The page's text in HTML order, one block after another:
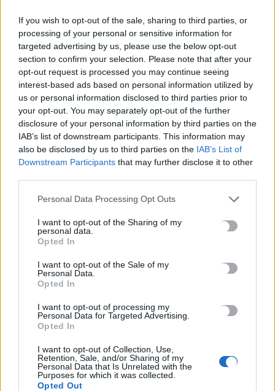
If you wish to opt-out of the sale, sharing to third parties, or
processing of your personal or sensitive information for
targeted advertising by us, please use the below opt-out
section to confirm your selection. Please note that after your
opt-out request is processed you may continue seeing
interest-based ads based on personal information utilized by
us or personal information disclosed to third parties prior to
your opt-out. You may separately opt-out of the further
disclosure of your personal information by third parties on the
IAB’s list of downstream participants. This information may
also be disclosed by us to third parties on the IAB’s List of
Downstream Participants that may further disclose it to other
Personal Data Processing Opt Outs
I want to opt-out of the Sharing of my
personal data.
Opted In
I want to opt-out of the Sale of my
Personal Data.
Opted In
I want to opt-out of processing my
Personal Data for Targeted Advertising.
Opted In
I want to opt-out of Collection, Use,
Retention, Sale, and/or Sharing of my
Personal Data that Is Unrelated with the
Purposes for which it was collected.
Opted Out
Newsroom 8 Ιουνίου, 2026
ΠΟΛΙΤΙΚΗ
Ποιοι Κρητικοί υπέγραψαν την Ιδρυτική
Διακήρυξη του Τσίπρα
Στη δημοσιότητα έδωσε η Ελληνική Αριστερή Συμπαράταξη
συνόδευσαν…
Newsroom